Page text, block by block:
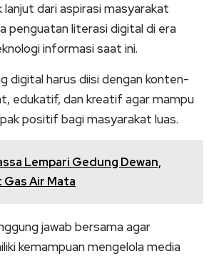
dari aspirasi masyarakat
penguatan literasi digital di era
informasi saat ini.
digital harus diisi dengan konten-
edukatif, dan kreatif agar mampu
positif bagi masyarakat luas.
Lempari Gedung Dewan,
Air Mata
jawab bersama agar
kemampuan mengelola media